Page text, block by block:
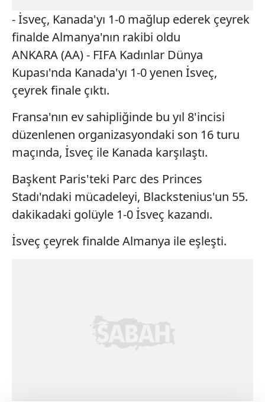
- İsveç, Kanada'yı 1-0 mağlup ederek çeyrek
finalde Almanya'nın rakibi oldu
ANKARA (AA) - FIFA Kadınlar Dünya
Kupası'nda Kanada'yı 1-0 yenen İsveç,
çeyrek finale çıktı.
Fransa'nın ev sahipliğinde bu yıl 8'incisi
düzenlenen organizasyondaki son 16 turu
maçında, İsveç ile Kanada karşılaştı.
Başkent Paris'teki Parc des Princes
Stadı'ndaki mücadeleyi, Blackstenius'un 55.
dakikadaki golüyle 1-0 İsveç kazandı.
İsveç çeyrek finalde Almanya ile eşleşti.